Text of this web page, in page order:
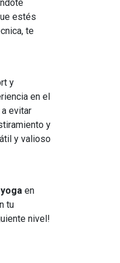
estés
te
y
en el
evitar
y
y valioso
en
tu
nivel!